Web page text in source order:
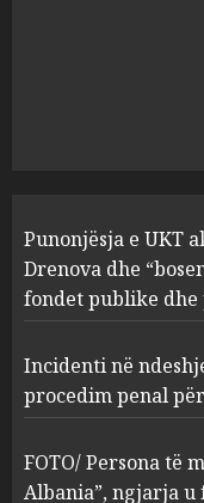
3
Punonjësja e UKT
Drenova dhe
fondet publike
Incidenti në
procedim penal
FOTO/ Persona të
Albania”, ngjarja u